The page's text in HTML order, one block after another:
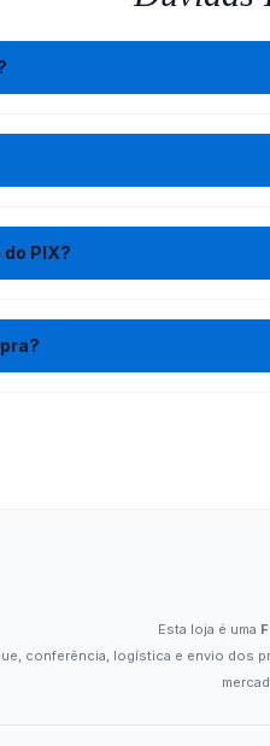
PIX?
Esta loja é uma
conferência, logística e envio dos